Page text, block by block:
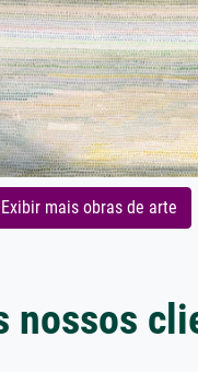
Exibir mais obras de arte
nossos